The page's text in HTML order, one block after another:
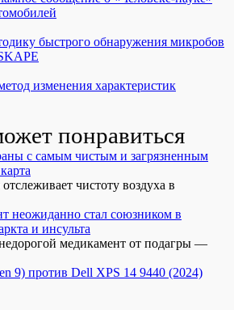
быстрого обнаружения микробов
изменения характеристик
понравиться
с самым чистым и загрязненным
чистоту воздуха в
неожиданно стал союзником в
и инсульта
медикамент от подагры —
9) против Dell XPS 14 9440 (2024)